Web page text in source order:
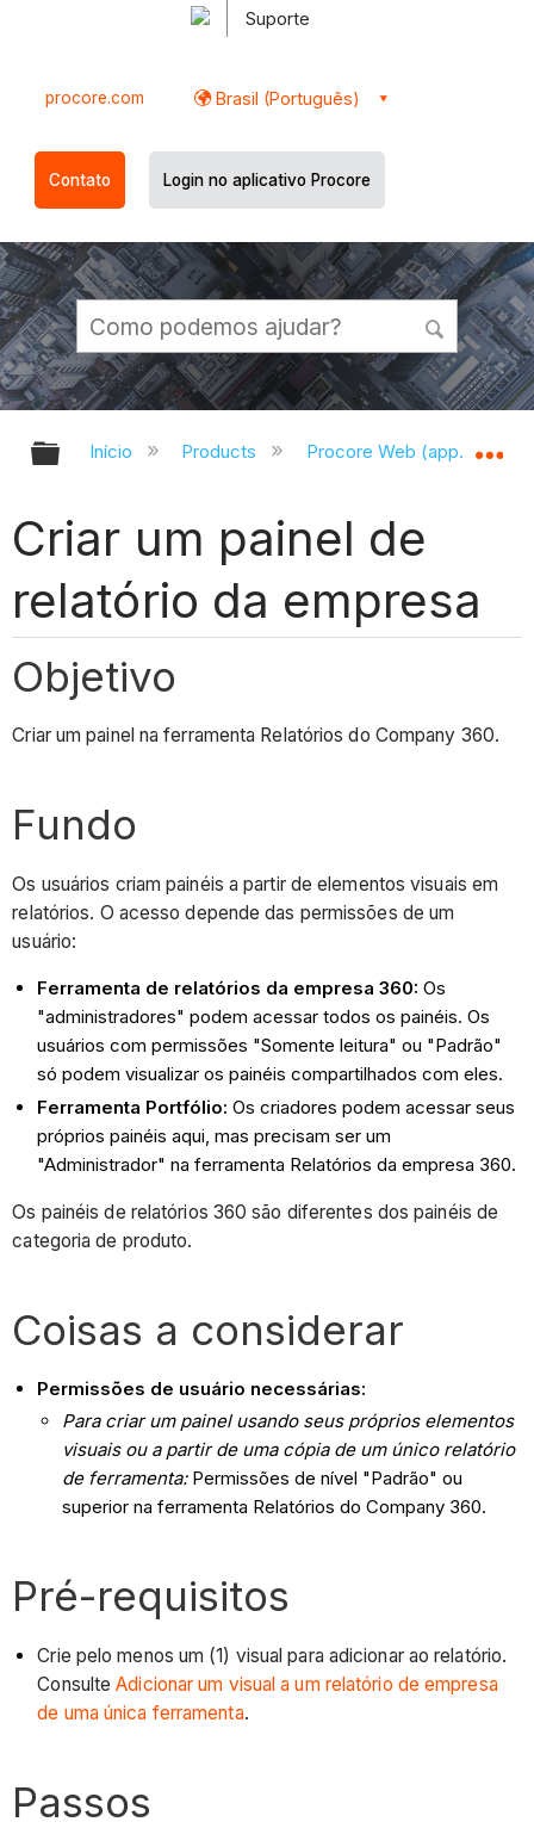
Suporte
procore.com Brasil (Português)
Contato Login no aplicativo Procore
Expandir/recolher hierarquia
Início Products Procore Web
Criar um painel de
relatório da empresa
Objetivo
Criar um painel na ferramenta Relatórios do Company 360.
Fundo
Os usuários criam painéis a partir de elementos visuais em
relatórios. O acesso depende das permissões de um
usuário:
Ferramenta de relatórios da empresa 360: Os
"administradores" podem acessar todos os painéis. Os
usuários com permissões "Somente leitura" ou "Padrão"
só podem visualizar os painéis compartilhados com eles.
Ferramenta Portfólio: Os criadores podem acessar seus
próprios painéis aqui, mas precisam ser um
"Administrador" na ferramenta Relatórios da empresa 360.
Os painéis de relatórios 360 são diferentes dos painéis de
categoria de produto.
Coisas a considerar
Permissões de usuário necessárias:
Para criar um painel usando seus próprios elementos
visuais ou a partir de uma cópia de um único relatório
de ferramenta:Permissões de nível "Padrão" ou
superior na ferramenta Relatórios do Company 360.
Pré-requisitos
Crie pelo menos um (1) visual para adicionar ao relatório.
ConsulteAdicionar um visual a um relatório de empresa
de uma única ferramenta.
Passos